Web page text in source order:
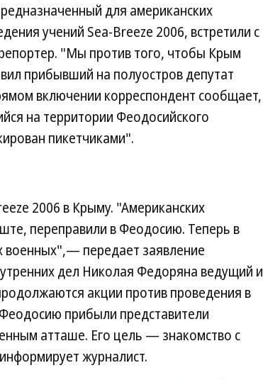
для американских
учений Sea-Breeze 2006, встретили с
"Мы против того, чтобы Крым
прибывший на полуостров депутат
включении корреспондент сообщает,
на территории Феодосийского
пикетчиками".
2006 в Крыму. "Американских
переправили в Феодосию. Теперь в
передает заявление
дел Николая Федоряна ведущий и
акции против проведения в
прибыли представители
атташе. Его цель — знакомство с
журналист.